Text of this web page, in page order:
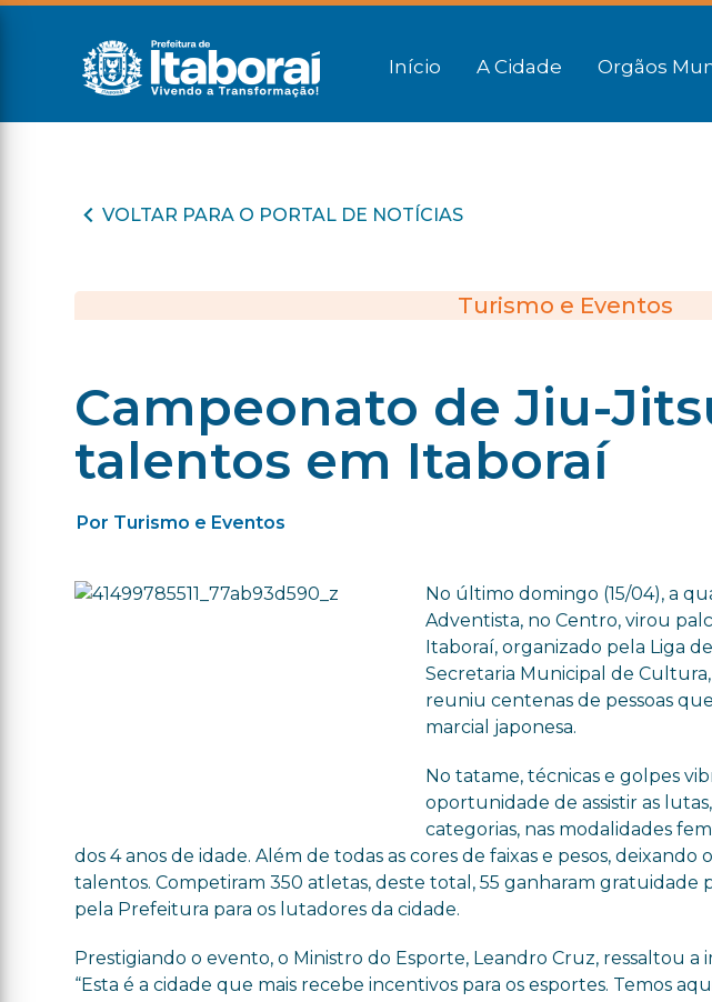
Início A Cidade Orgãos
VOLTAR PARA O PORTAL DE NOTÍCIAS
Turismo e Eventos
Campeonato de Jiu-
talentos em Itaboraí
Por Turismo e Eventos
No último domingo (15/04), a
Adventista, no Centro, virou
Itaboraí, organizado pela Liga
Secretaria Municipal de
reuniu centenas de pessoas
marcial japonesa.
No tatame, técnicas e golpes
oportunidade de assistir as
categorias, nas modalidades
dos 4 anos de idade. Além de todas as cores de faixas e pesos,
talentos. Competiram 350 atletas, deste total, 55 ganharam gratuidade
pela Prefeitura para os lutadores da cidade.
Prestigiando o evento, o Ministro do Esporte, Leandro Cruz, ressaltou
“Esta é a cidade que mais recebe incentivos para os esportes. Temos